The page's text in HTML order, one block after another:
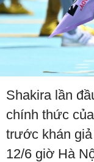
Shakira lần
chính thức của
trước khán
12/6 giờ Hà